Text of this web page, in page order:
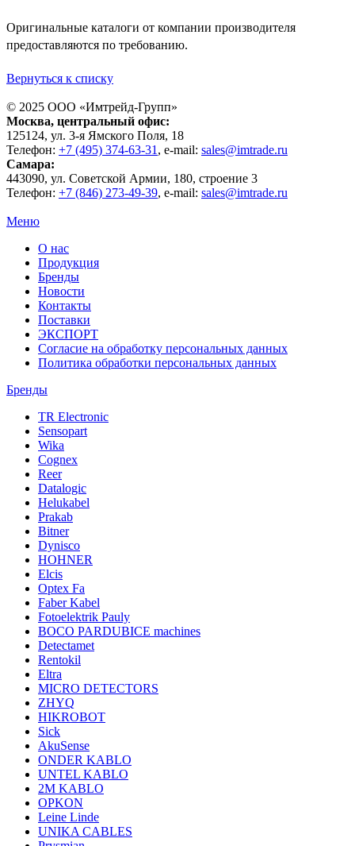
Оригинальные каталоги от компании производителя
предоставляются по требованию.
Вернуться к списку
© 2025 ООО «Имтрейд-Групп»
Москва, центральный офис:
125124, ул. 3-я Ямского Поля, 18
Телефон: +7 (495) 374-63-31 , e-mail: sales@imtrade.ru
Самара:
443090, ул. Советской Армии, 180, строение 3
Телефон: +7 (846) 273-49-39, e-mail: sales@imtrade.ru
Меню
О нас
Продукция
Бренды
Новости
Контакты
Поставки
ЭКСПОРТ
Согласие на обработку персональных данных
Политика обработки персональных данных
Бренды
TR Electronic
Sensopart
Wika
Cognex
Reer
Datalogic
Helukabel
Prakab
Bitner
Dynisco
HOHNER
Elcis
Optex Fa
Faber Kabel
Fotoelektrik Pauly
BOCO PARDUBICE machines
Detectamet
Rentokil
Eltra
MICRO DETECTORS
ZHYQ
HIKROBOT
Sick
AkuSense
ONDER KABLO
UNTEL KABLO
2M KABLO
OPKON
Leine Linde
UNIKA CABLES